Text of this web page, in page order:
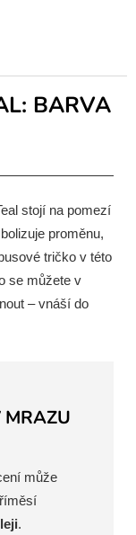
BARVA
stojí na pomezí
proměnu,
tričko v této
se můžete v
– vnáší do
MRAZU
může
.